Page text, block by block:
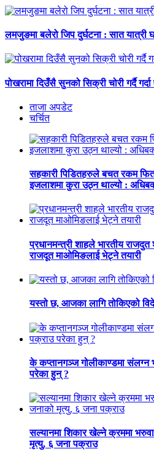
लमजुङमा बलेरो जिप दुर्घटना : सात यात्री
पोखरामा दिउँसै सुनको सिक्री चोरी गर्दै
ताजा अपडेट
चर्चित
सहकारी पिडितहरुले बचत रकम
इजलाशमा कुरा उठ्न थाल्यो :
प्रधानमन्त्री शाहले भारतीय राजदुत
राजदूत माओमिङलाई भेट्ने तयारी
यस्तो छ, आजका लागि तोकिएको
के कप्तानगञ्ज गोलीकाण्डमा
परेका हुन् ?
सल्यानमा शिकार खेल्ने क्रममा
मृत्यु, ६ जना पक्राउ